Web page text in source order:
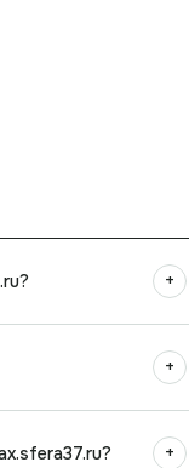
+
+
+